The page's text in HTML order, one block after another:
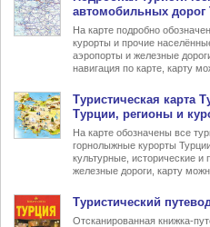
автомобильных дорог
На карте подробно
курорты и прочие
аэропорты и железные
навигация по карте, карту
Туристическая карта
Турции, регионы и
На карте обозначены все
горнолыжные курорты
культурные, исторические и
железные дороги, карту
Туристический
Отсканированная книжка-